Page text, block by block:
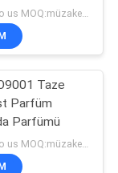
Taze
Parfüm
Parfümü